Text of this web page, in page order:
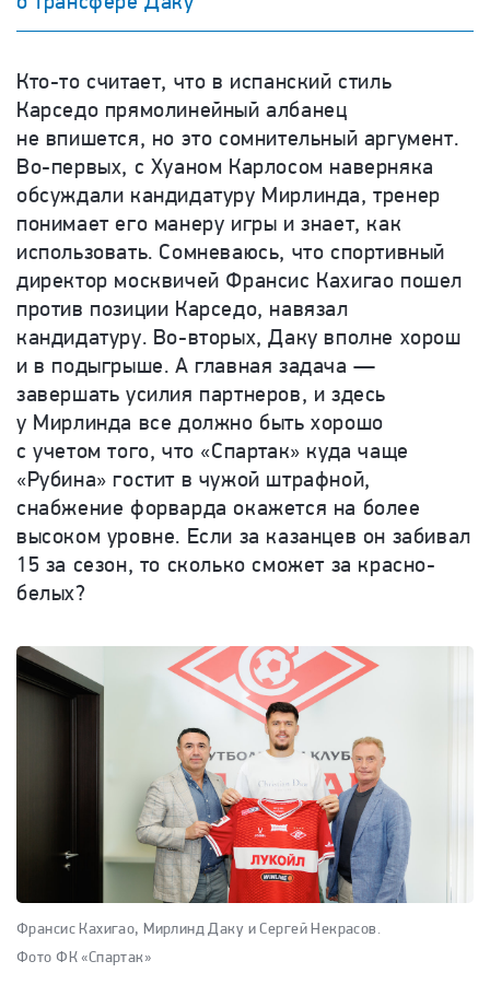
Кто-то считает, что в испанский стиль
Карседо прямолинейный албанец
не впишется, но это сомнительный аргумент.
Во-первых, с Хуаном Карлосом наверняка
обсуждали кандидатуру Мирлинда, тренер
понимает его манеру игры и знает, как
использовать. Сомневаюсь, что спортивный
директор москвичей Франсис Кахигао пошел
против позиции Карседо, навязал
кандидатуру. Во-вторых, Даку вполне хорош
и в подыгрыше. А главная задача —
завершать усилия партнеров, и здесь
у Мирлинда все должно быть хорошо
с учетом того, что «Спартак» куда чаще
«Рубина» гостит в чужой штрафной,
снабжение форварда окажется на более
высоком уровне. Если за казанцев он забивал
15 за сезон, то сколько сможет за красно-
белых?
Франсис Кахигао, Мирлинд Даку и Сергей Некрасов.
Фото ФК «Спартак»